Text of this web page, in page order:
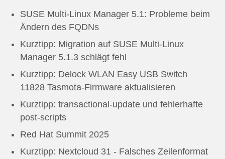
SUSE Multi-Linux Manager 5.1: Probleme beim
Ändern des FQDNs
Kurztipp: Migration auf SUSE Multi-Linux
Manager 5.1.3 schlägt fehl
Kurztipp: Delock WLAN Easy USB Switch
11828 Tasmota-Firmware aktualisieren
Kurztipp: transactional-update und fehlerhafte
post-scripts
Red Hat Summit 2025
Kurztipp: Nextcloud 31 - Falsches Zeilenformat